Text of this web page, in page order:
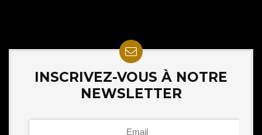
INSCRIVEZ-VOUS À NOTRE
NEWSLETTER